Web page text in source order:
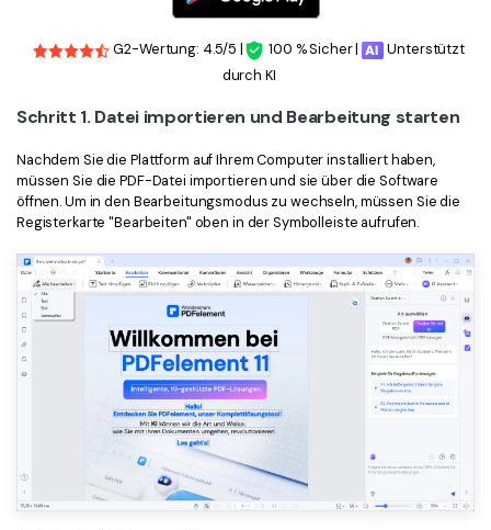
G2-Wertung: 4.5/5 | 100 % Sicher |
Unterstützt
durch KI
Schritt 1. Datei importieren und Bearbeitung starten
Nachdem Sie die Plattform auf Ihrem Computer installiert haben,
müssen Sie die PDF-Datei importieren und sie über die Software
öffnen. Um in den Bearbeitungsmodus zu wechseln, müssen Sie die
Registerkarte "Bearbeiten" oben in der Symbolleiste aufrufen.